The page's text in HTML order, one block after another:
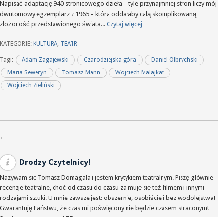
Napisać adaptację 940 stronicowego dzieła – tyle przynajmniej stron liczy mój
dwutomowy egzemplarz z 1965 – która oddałaby całą skomplikowaną
złożoność przedstawionego świata... Czytaj więcej
KATEGORIE: KULTURA, TEATR
Tagi: Adam Zagajewski Czarodziejska góra
Daniel Olbrychski
Maria Seweryn
Tomasz Mann
Wojciech Malajkat
Wojciech Zieliński
Nawigacja po wpisach
←
Drodzy Czytelnicy!
Nazywam się Tomasz Domagała i jestem krytykiem teatralnym. Piszę głównie
recenzje teatralne, choć od czasu do czasu zajmuję się też filmem i innymi
rodzajami sztuki. U mnie zawsze jest: obszernie, osobiście i bez wodolejstwa!
Gwarantuję Państwu, że czas mi poświęcony nie będzie czasem straconym!